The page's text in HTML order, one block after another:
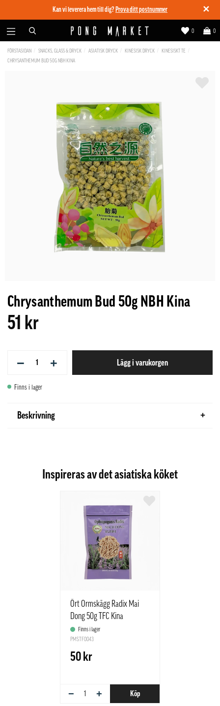
✕
Kan vi leverera hem till dig? Prova ditt postnummer
0
0
FÖRSTASIDAN SNACKS, GLASS & DRYCK ASIATISK DRYCK KINESISK DRYCK
KINESISKT TE
CHRYSANTHEMUM BUD 50G NBH KINA
Chrysanthemum Bud 50g NBH Kina
51 kr
− + Lägg i varukorgen
Finns i lager
Beskrivning
Inspireras av det asiatiska köket
Ört Ormskägg Radix Mai
Dong 50g TFC Kina
Finns i lager
PMSTF0043
50 kr
− + Köp